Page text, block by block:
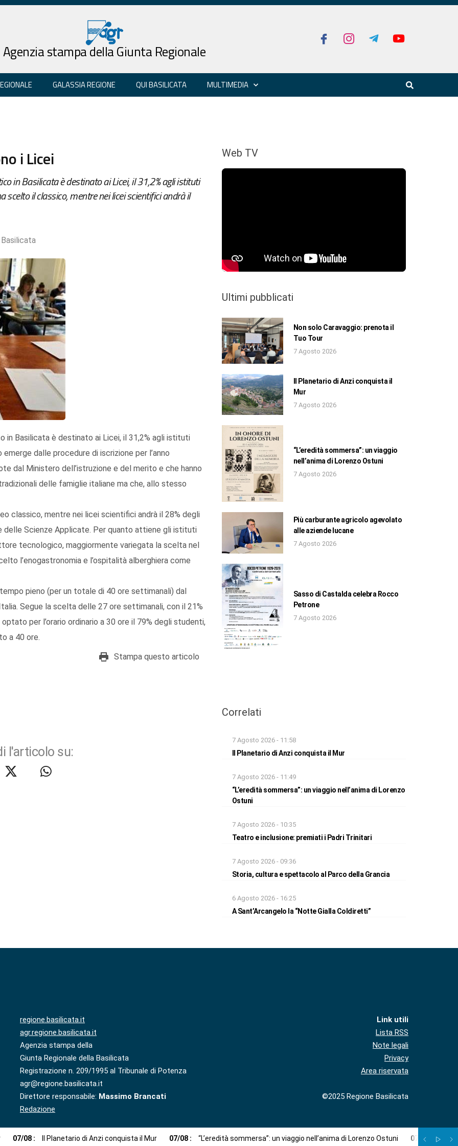
Agenzia stampa della Giunta Regionale
GALASSIA REGIONE QUI BASILICATA MULTIMEDIA
i Licei
in Basilicata è destinato ai Licei, il 31,2% agli istituti
scelto il classico, mentre nei licei scientifici andrà il
Basilicata
in Basilicata è destinato ai Licei, il 31,2% agli istituti
dalle procedure di iscrizione per l’anno
dal Ministero dell’istruzione e del merito e che hanno
delle famiglie italiane ma che, allo stesso
classico, mentre nei licei scientifici andrà il 28% degli
delle Scienze Applicate. Per quanto attiene gli istituti
tecnologico, maggiormente variegata la scelta nel
l’enogastronomia e l’ospitalità alberghiera come
pieno (per un totale di 40 ore settimanali) dal
Segue la scelta delle 27 ore settimanali, con il 21%
per l’orario ordinario a 30 ore il 79% degli studenti,
a 40 ore.
Stampa questo articolo
l'articolo su:
Web TV
Ultimi pubblicati
Non solo Caravaggio: prenota il
Tuo Tour
7 Agosto 2026
Il Planetario di Anzi conquista il
Mur
7 Agosto 2026
“L’eredità sommersa”: un viaggio
nell’anima di Lorenzo Ostuni
7 Agosto 2026
Più carburante agricolo agevolato
alle aziende lucane
7 Agosto 2026
Sasso di Castalda celebra Rocco
Petrone
7 Agosto 2026
Correlati
7 Agosto 2026 - 11:58
Il Planetario di Anzi conquista il Mur
7 Agosto 2026 - 11:49
“L’eredità sommersa”: un viaggio nell’anima di Lorenzo
Ostuni
7 Agosto 2026 - 10:35
Teatro e inclusione: premiati i Padri Trinitari
7 Agosto 2026 - 09:36
Storia, cultura e spettacolo al Parco della Grancia
6 Agosto 2026 - 16:25
A Sant’Arcangelo la “Notte Gialla Coldiretti”
regione.basilicata.it
agr.regione.basilicata.it
Agenzia stampa della
Giunta Regionale della Basilicata
Registrazione n. 209/1995 al Tribunale di Potenza
agr@regione.basilicata.it
Direttore responsabile: Massimo Brancati
Redazione
Link utili
Lista RSS
Note legali
Privacy
Area riservata
©2025 Regione Basilicata
07/08 : Il Planetario di Anzi conquista il Mur 07/08 : “L’eredità sommersa”: un viaggio nell’anima di Lorenzo Ostuni 07 08 Più